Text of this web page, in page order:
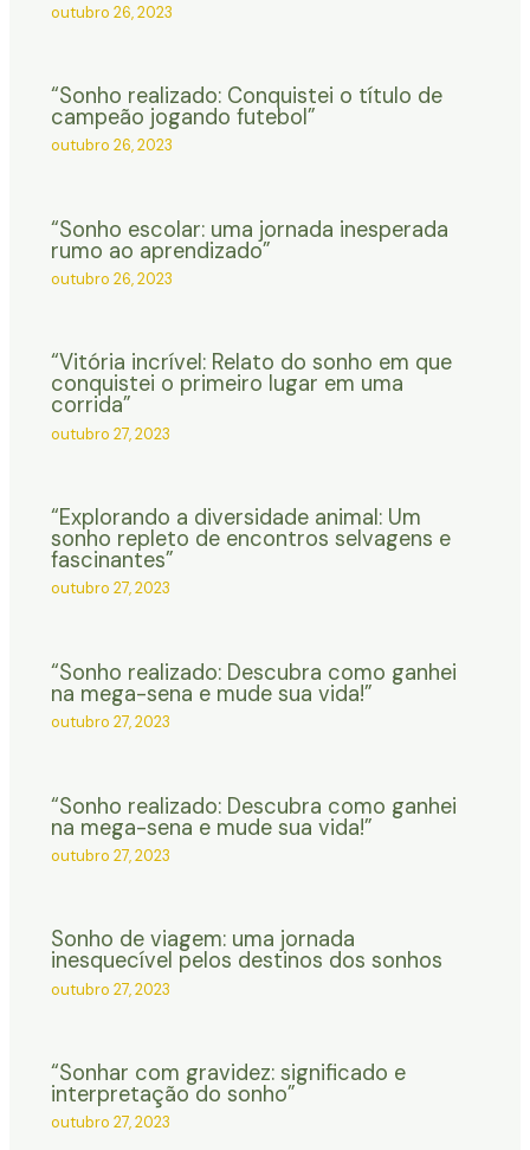
outubro 26, 2023
“Sonho realizado: Conquistei o título de
campeão jogando futebol”
outubro 26, 2023
“Sonho escolar: uma jornada inesperada
rumo ao aprendizado”
outubro 26, 2023
“Vitória incrível: Relato do sonho em que
conquistei o primeiro lugar em uma
corrida”
outubro 27, 2023
“Explorando a diversidade animal: Um
sonho repleto de encontros selvagens e
fascinantes”
outubro 27, 2023
“Sonho realizado: Descubra como ganhei
na mega-sena e mude sua vida!”
outubro 27, 2023
“Sonho realizado: Descubra como ganhei
na mega-sena e mude sua vida!”
outubro 27, 2023
Sonho de viagem: uma jornada
inesquecível pelos destinos dos sonhos
outubro 27, 2023
“Sonhar com gravidez: significado e
interpretação do sonho”
outubro 27, 2023